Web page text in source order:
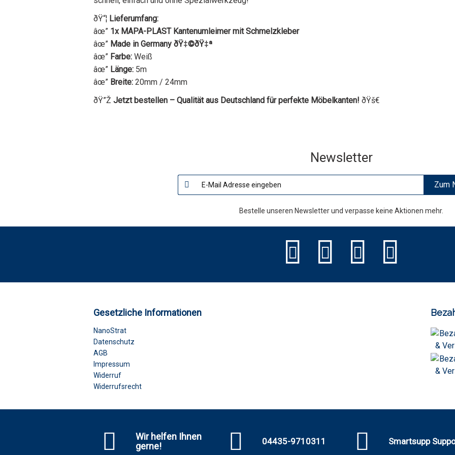
ðŸ“¦ Lieferumfang:
âœ” 1x MAPA-PLAST Kantenumleimer mit Schmelzkleber
âœ” Made in Germany ðŸ‡©ðŸ‡ª
âœ” Farbe: Weiß
âœ” Länge: 5m
âœ” Breite: 20mm / 24mm
ðŸ”Ž Jetzt bestellen – Qualität aus Deutschland für perfekte Möbelkanten! ðŸš€
Newsletter
Zum
Bestelle unseren Newsletter und verpasse keine Aktionen mehr.
Gesetzliche Informationen
NanoStrat
Datenschutz
AGB
Impressum
Widerruf
Widerrufsrecht
Wir helfen Ihnen
gerne!
04435-9710311 Smartsupp